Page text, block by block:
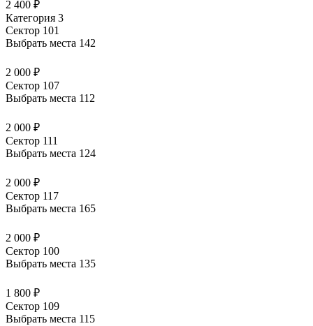
2 400 ₽
Категория 3
Сектор 101
Выбрать места 142
2 000 ₽
Сектор 107
Выбрать места 112
2 000 ₽
Сектор 111
Выбрать места 124
2 000 ₽
Сектор 117
Выбрать места 165
2 000 ₽
Сектор 100
Выбрать места 135
1 800 ₽
Сектор 109
Выбрать места 115